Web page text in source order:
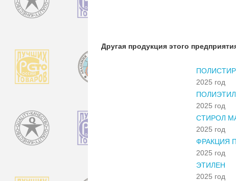
Другая продукция этого
2025 год
2025 год
СТИРОЛ
2025 год
ФРАКЦИЯ
2025 год
ЭТИЛЕН
2025 год